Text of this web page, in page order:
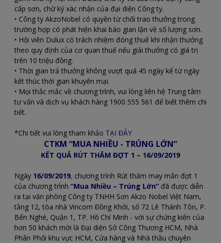
cấp sơn, chữ ký xác nhận của đại diện Công ty.
• Công ty AkzoNobel có quyền từ chối trao thưởng trong
trường hợp có phát hiện khai báo gian lận về số lượng sơn.
• Hội viên Dulux có trách nhiệm đóng thuế khi nhận thưởng
theo quy định của cơ quan thuế nếu giải thưởng có giá trị
trên 10 triệu đồng.
• Thời gian trả thưởng không vượt quá 45 ngày kể từ ngày
kết thúc thời gian khuyến mại.
• Mọi thắc mắc về chương trình, vui lòng liên hệ Trung tâm
tư vấn và dịch vụ khách hàng 1900 555 561 để biết thêm chi
tiết.
*Chi tiết vui lòng tham khảo TẠI ĐÂY
CTKM “MUA NHIỀU - TRÚNG LỚN”
KẾT QUẢ RÚT THĂM ĐỢT 1 – 16/09/2019
Ngày 16/09/2019, chương trình Rút thăm may mắn đợt 1
của chương trình “Mua Nhiều – Trúng Lớn” đã được diễn
ra tại văn phòng Công ty TNHH Sơn Akzo Nobel Việt Nam,
tầng 12, tòa nhà Vincom Đồng Khởi, số 72 Lê Thánh Tôn, P.
Bến Nghé, Quận 1, TP. Hồ Chí Minh - với sự chứng kiến của
hơn 50 khách mời là Đại diện Sở Công Thương HCM, Nhà
Phân Phối khu vực HCM, Cửa hàng và Nhà thầu chuyên